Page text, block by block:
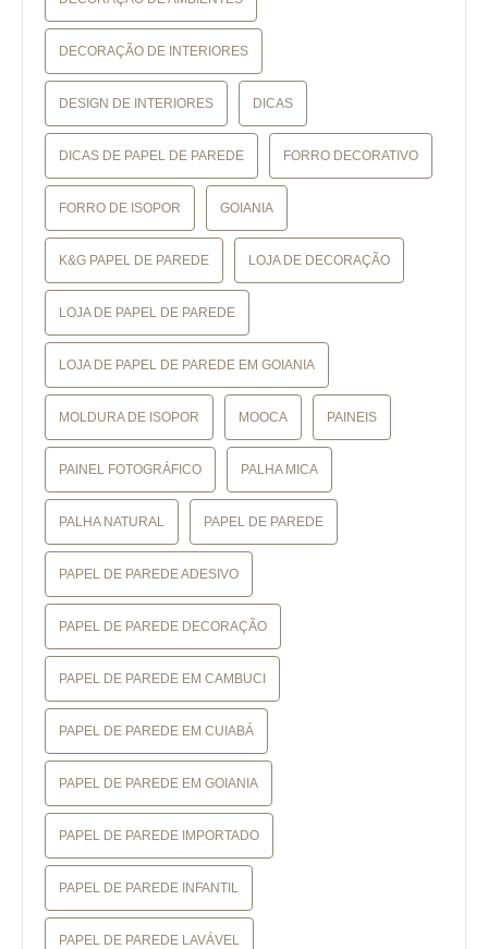
DECORAÇÃO DE INTERIORES
DESIGN DE INTERIORES DICAS
DICAS DE PAPEL DE PAREDE FORRO DECORATIVO
FORRO DE ISOPOR GOIANIA
K&G PAPEL DE PAREDE LOJA DE DECORAÇÃO
LOJA DE PAPEL DE PAREDE
LOJA DE PAPEL DE PAREDE EM GOIANIA
MOLDURA DE ISOPOR MOOCA PAINEIS
PAINEL FOTOGRÁFICO PALHA MICA
PALHA NATURAL PAPEL DE PAREDE
PAPEL DE PAREDE ADESIVO
PAPEL DE PAREDE DECORAÇÃO
PAPEL DE PAREDE EM CAMBUCI
PAPEL DE PAREDE EM CUIABÁ
PAPEL DE PAREDE EM GOIANIA
PAPEL DE PAREDE IMPORTADO
PAPEL DE PAREDE INFANTIL
PAPEL DE PAREDE LAVÁVEL